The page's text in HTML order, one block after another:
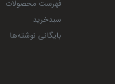
فهرست محصولات
سبدخرید
بایگانی نوشته‌ها